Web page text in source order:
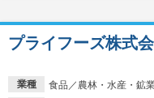
業種
食品／農林・水産・鉱
プライフーズ株式